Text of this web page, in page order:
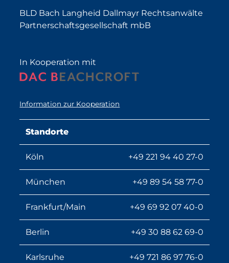
BLD Bach Langheid Dallmayr Rechtsanwälte
Partnerschaftsgesellschaft mbB
In Kooperation mit
Information zur Kooperation
Standorte
Köln +49 221 94 40 27-0
München +49 89 54 58 77-0
Frankfurt/Main +49 69 92 07 40-0
Berlin +49 30 88 62 69-0
Karlsruhe +49 721 86 97 76-0